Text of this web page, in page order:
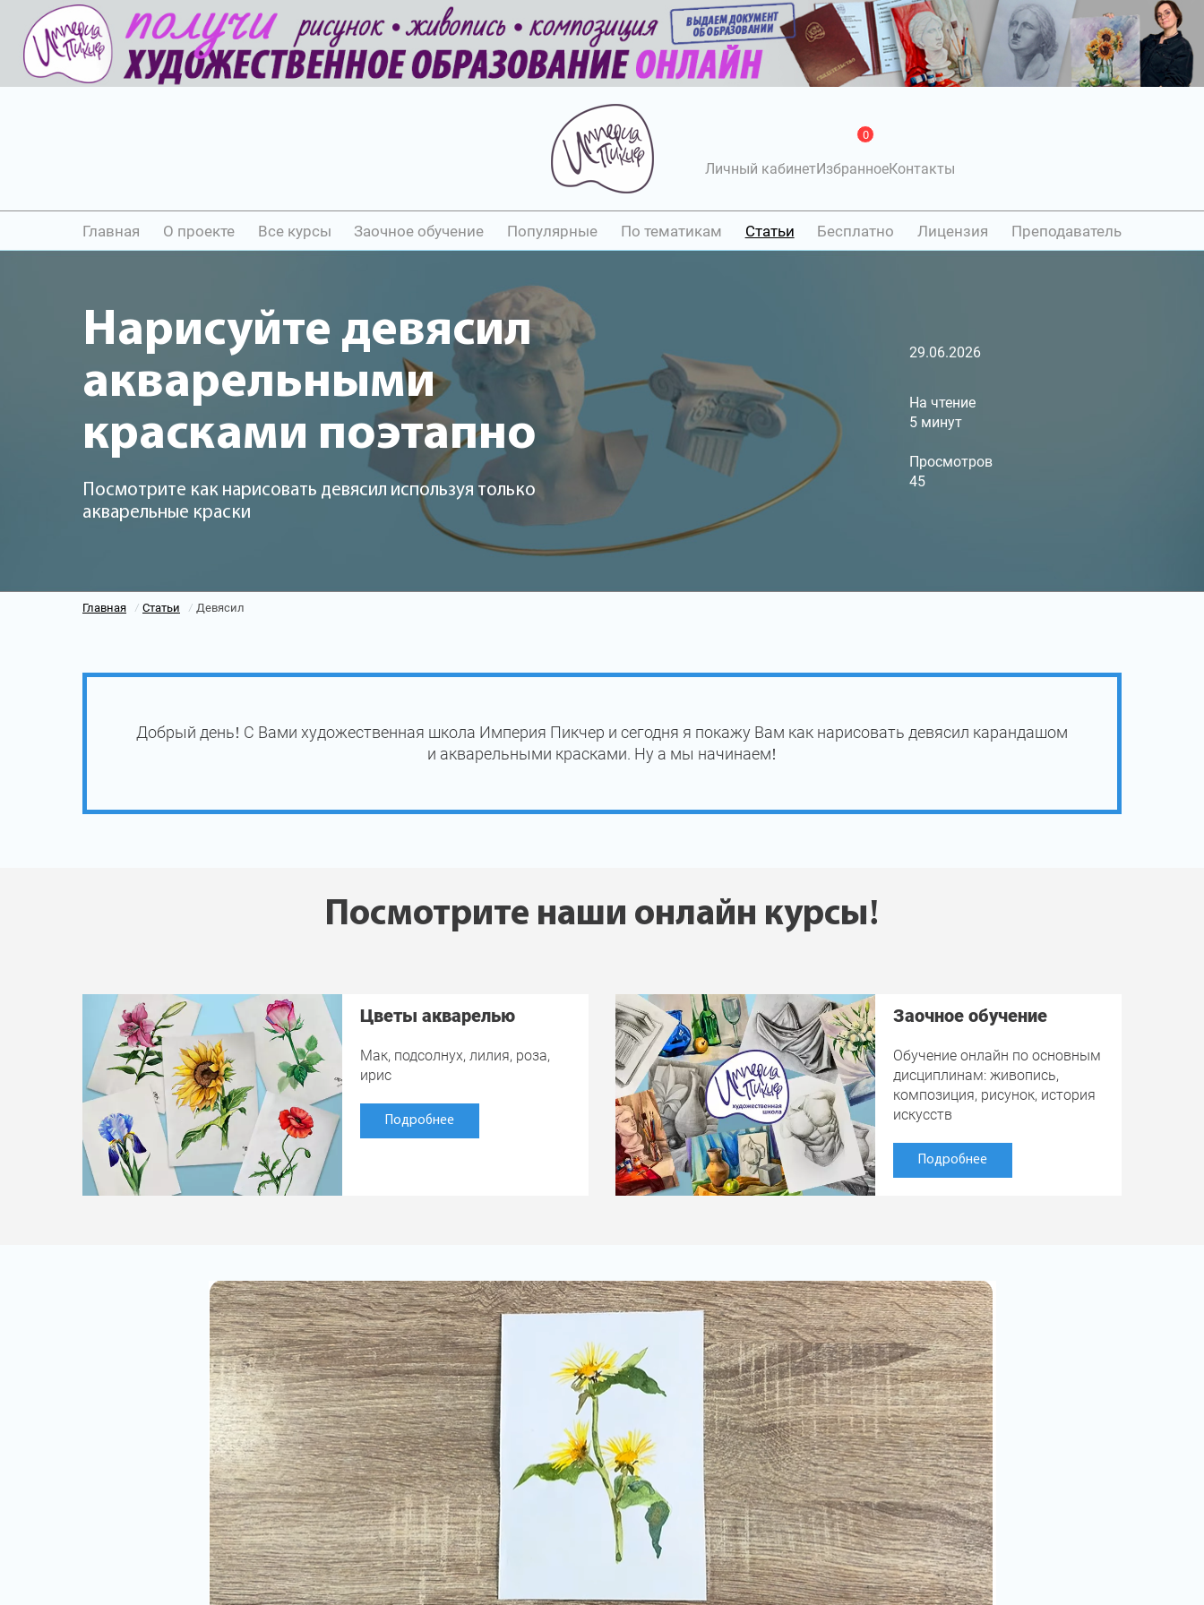
Личный кабинетИзбранное
0
Контакты
Главная О проекте Все курсы Заочное обучение Популярные По тематикам Статьи Бесплатно Лицензия Преподаватель
Нарисуйте девясил
акварельными
красками поэтапно
Посмотрите как нарисовать девясил используя только
акварельные краски
29.06.2026
На чтение
5 минут
Просмотров
45
Главная / Статьи / Девясил
Добрый день! С Вами художественная школа Империя Пикчер и сегодня я покажу Вам как нарисовать девясил карандашом
и акварельными красками. Ну а мы начинаем!
Посмотрите наши онлайн курсы!
Цветы акварелью
Мак, подсолнух, лилия, роза,
ирис
Подробнее
Заочное обучение
Обучение онлайн по основным
дисциплинам: живопись,
композиция, рисунок, история
искусств
Подробнее